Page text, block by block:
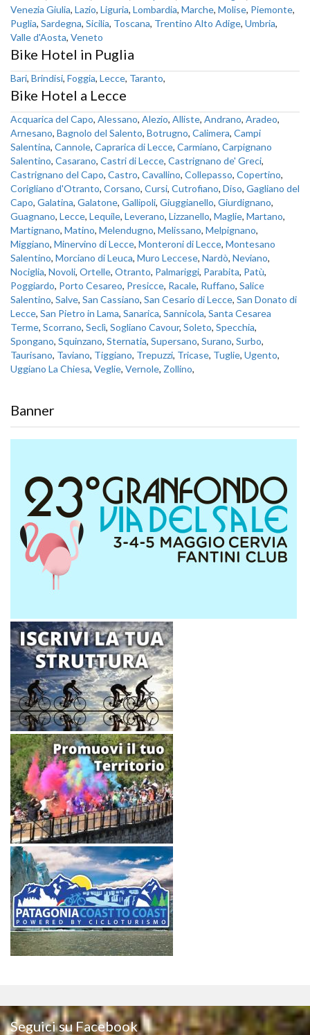
Venezia Giulia, Lazio, Liguria, Lombardia, Marche, Molise, Piemonte,
Puglia, Sardegna, Sicilia, Toscana, Trentino Alto Adige, Umbria,
Valle d'Aosta, Veneto
Bike Hotel in Puglia
Bari, Brindisi, Foggia, Lecce, Taranto,
Bike Hotel a Lecce
Acquarica del Capo, Alessano, Alezio, Alliste, Andrano, Aradeo,
Arnesano, Bagnolo del Salento, Botrugno, Calimera, Campi
Salentina, Cannole, Caprarica di Lecce, Carmiano, Carpignano
Salentino, Casarano, Castri di Lecce, Castrignano de' Greci,
Castrignano del Capo, Castro, Cavallino, Collepasso, Copertino,
Corigliano d'Otranto, Corsano, Cursi, Cutrofiano, Diso, Gagliano del
Capo, Galatina, Galatone, Gallipoli, Giuggianello, Giurdignano,
Guagnano, Lecce, Lequile, Leverano, Lizzanello, Maglie, Martano,
Martignano, Matino, Melendugno, Melissano, Melpignano,
Miggiano, Minervino di Lecce, Monteroni di Lecce, Montesano
Salentino, Morciano di Leuca, Muro Leccese, Nardò, Neviano,
Nociglia, Novoli, Ortelle, Otranto, Palmariggi, Parabita, Patù,
Poggiardo, Porto Cesareo, Presicce, Racale, Ruffano, Salice
Salentino, Salve, San Cassiano, San Cesario di Lecce, San Donato di
Lecce, San Pietro in Lama, Sanarica, Sannicola, Santa Cesarea
Terme, Scorrano, Seclì, Sogliano Cavour, Soleto, Specchia,
Spongano, Squinzano, Sternatia, Supersano, Surano, Surbo,
Taurisano, Taviano, Tiggiano, Trepuzzi, Tricase, Tuglie, Ugento,
Uggiano La Chiesa, Veglie, Vernole, Zollino,
Banner
Seguici su Facebook